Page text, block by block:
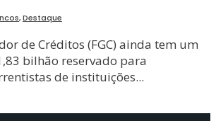
,Destaque
de Créditos (FGC) ainda tem um
bilhão reservado para
de instituições...